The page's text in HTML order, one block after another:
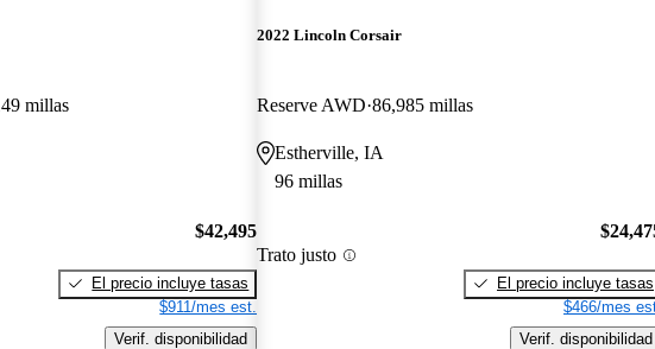
millas
$42,495
El precio incluye tasas
$911/mes est.
Verif. disponibilidad
2022 Lincoln Corsair
Reserve AWD 86,985 millas
Estherville, IA
96 millas
Trato justo
El precio incluye tasas
$466/mes
Verif. disponibilidad